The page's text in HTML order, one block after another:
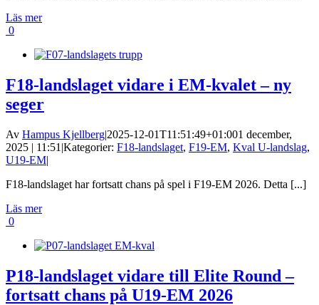
Läs mer
0
F18-landslaget vidare i EM-kvalet – ny
seger
Av Hampus Kjellberg|2025-12-01T11:51:49+01:001 december,
2025 | 11:51 |Kategorier: F18-landslaget, F19-EM, Kval U-landslag,
U19-EM|
F18-landslaget har fortsatt chans på spel i F19-EM 2026. Detta [...]
Läs mer
0
P18-landslaget vidare till Elite Round –
fortsatt chans på U19-EM 2026